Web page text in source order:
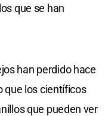
que se han
han perdido hace
que los científicos
que pueden ver